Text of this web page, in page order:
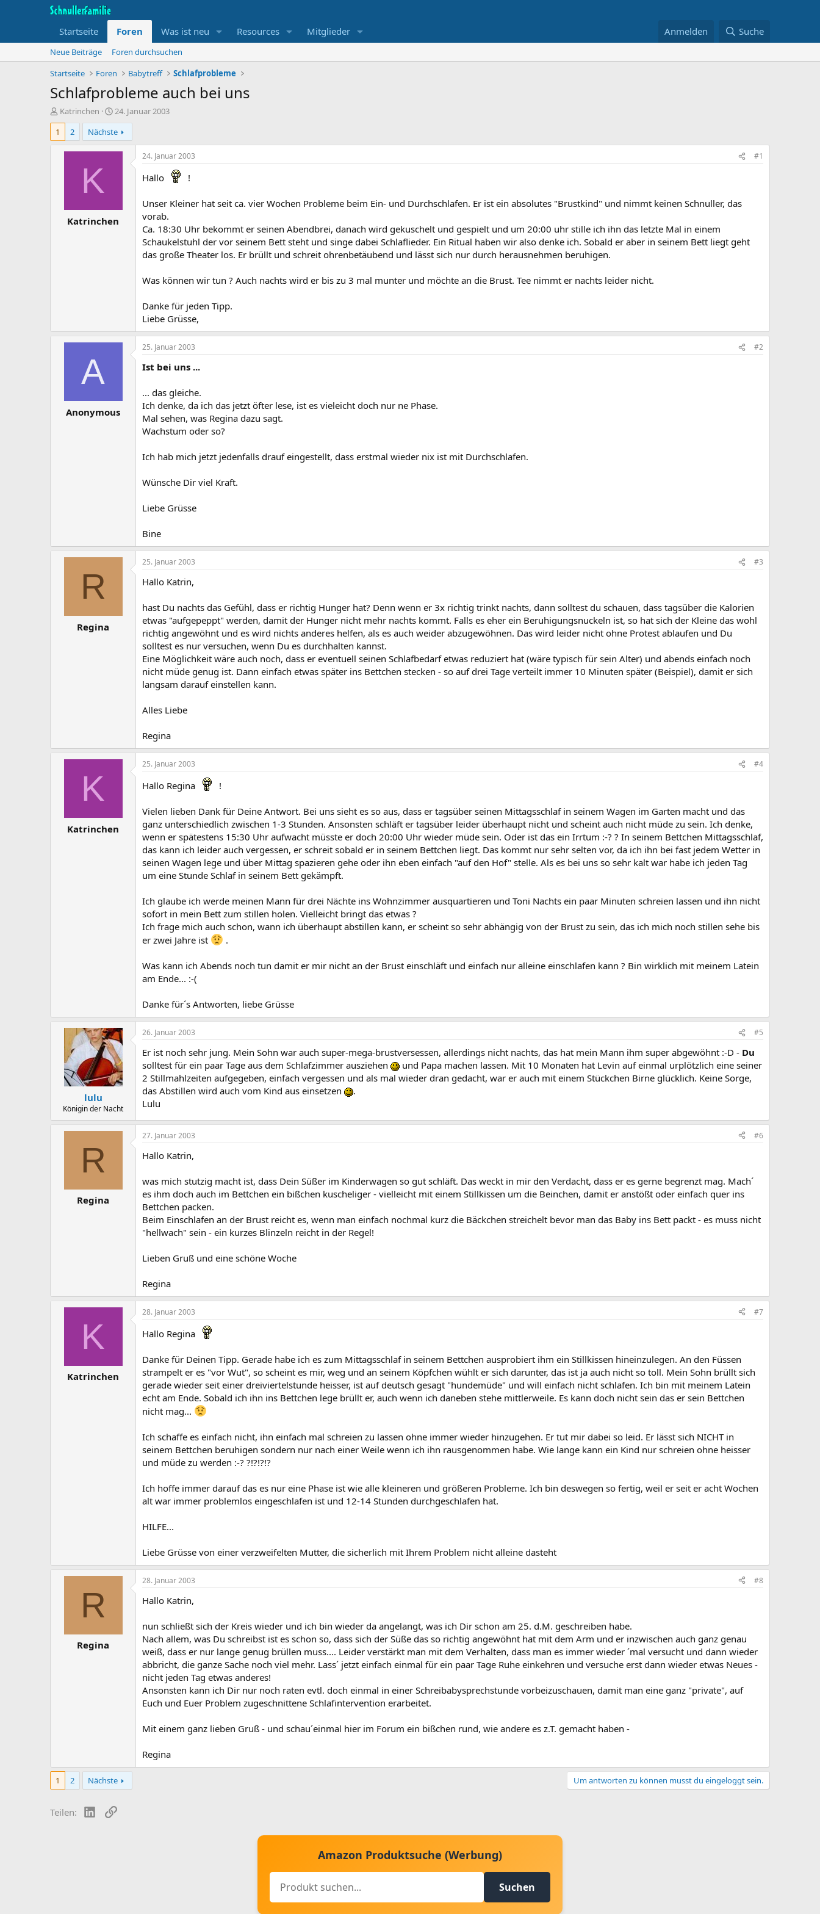
Startseite Foren Was ist neu Resources Mitglieder Anmelden Suche
Neue Beiträge
Foren durchsuchen
Startseite
Foren Babytreff Schlafprobleme
Schlafprobleme auch bei uns
T
h
m
Katrinchen
B
e
g
i
n
u
m
24. Januar 2003
1
2 Nächste
K
Katrinchen
24. Januar 2003 #1
Hallo !
Unser Kleiner hat seit ca. vier Wochen Probleme beim Ein- und Durchschlafen. Er ist ein absolutes "Brustkind" und nimmt keinen Schnuller, das
vorab.
Ca. 18:30 Uhr bekommt er seinen Abendbrei, danach wird gekuschelt und gespielt und um 20:00 uhr stille ich ihn das letzte Mal in einem
Schaukelstuhl der vor seinem Bett steht und singe dabei Schlaflieder. Ein Ritual haben wir also denke ich. Sobald er aber in seinem Bett liegt geht
das große Theater los. Er brüllt und schreit ohrenbetäubend und lässt sich nur durch herausnehmen beruhigen.
Was können wir tun ? Auch nachts wird er bis zu 3 mal munter und möchte an die Brust. Tee nimmt er nachts leider nicht.
Danke für jeden Tipp.
Liebe Grüsse,
A
Anonymous
25. Januar 2003 #2
Ist bei uns ...
... das gleiche.
Ich denke, da ich das jetzt öfter lese, ist es vieleicht doch nur ne Phase.
Mal sehen, was Regina dazu sagt.
Wachstum oder so?
Ich hab mich jetzt jedenfalls drauf eingestellt, dass erstmal wieder nix ist mit Durchschlafen.
Wünsche Dir viel Kraft.
Liebe Grüsse
Bine
R
Regina
25. Januar 2003 #3
Hallo Katrin,
hast Du nachts das Gefühl, dass er richtig Hunger hat? Denn wenn er 3x richtig trinkt nachts, dann solltest du schauen, dass tagsüber die Kalorien
etwas "aufgepeppt" werden, damit der Hunger nicht mehr nachts kommt. Falls es eher ein Beruhigungsnuckeln ist, so hat sich der Kleine das wohl
richtig angewöhnt und es wird nichts anderes helfen, als es auch weider abzugewöhnen. Das wird leider nicht ohne Protest ablaufen und Du
solltest es nur versuchen, wenn Du es durchhalten kannst.
Eine Möglichkeit wäre auch noch, dass er eventuell seinen Schlafbedarf etwas reduziert hat (wäre typisch für sein Alter) und abends einfach noch
nicht müde genug ist. Dann einfach etwas später ins Bettchen stecken - so auf drei Tage verteilt immer 10 Minuten später (Beispiel), damit er sich
langsam darauf einstellen kann.
Alles Liebe
Regina
K
Katrinchen
25. Januar 2003 #4
Hallo Regina !
Vielen lieben Dank für Deine Antwort. Bei uns sieht es so aus, dass er tagsüber seinen Mittagsschlaf in seinem Wagen im Garten macht und das
ganz unterschiedlich zwischen 1-3 Stunden. Ansonsten schläft er tagsüber leider überhaupt nicht und scheint auch nicht müde zu sein. Ich denke,
wenn er spätestens 15:30 Uhr aufwacht müsste er doch 20:00 Uhr wieder müde sein. Oder ist das ein Irrtum :-? ? In seinem Bettchen Mittagsschlaf,
das kann ich leider auch vergessen, er schreit sobald er in seinem Bettchen liegt. Das kommt nur sehr selten vor, da ich ihn bei fast jedem Wetter in
seinen Wagen lege und über Mittag spazieren gehe oder ihn eben einfach "auf den Hof" stelle. Als es bei uns so sehr kalt war habe ich jeden Tag
um eine Stunde Schlaf in seinem Bett gekämpft.
Ich glaube ich werde meinen Mann für drei Nächte ins Wohnzimmer ausquartieren und Toni Nachts ein paar Minuten schreien lassen und ihn nicht
sofort in mein Bett zum stillen holen. Vielleicht bringt das etwas ?
Ich frage mich auch schon, wann ich überhaupt abstillen kann, er scheint so sehr abhängig von der Brust zu sein, das ich mich noch stillen sehe bis
er zwei Jahre ist
.
Was kann ich Abends noch tun damit er mir nicht an der Brust einschläft und einfach nur alleine einschlafen kann ? Bin wirklich mit meinem Latein
am Ende... :-(
Danke für´s Antworten, liebe Grüsse
lulu
Königin der Nacht
26. Januar 2003 #5
Er ist noch sehr jung. Mein Sohn war auch super-mega-brustversessen, allerdings nicht nachts, das hat mein Mann ihm super abgewöhnt :-D - Du
solltest für ein paar Tage aus dem Schlafzimmer ausziehen
und Papa machen lassen. Mit 10 Monaten hat Levin auf einmal urplötzlich eine seiner
2 Stillmahlzeiten aufgegeben, einfach vergessen und als mal wieder dran gedacht, war er auch mit einem Stückchen Birne glücklich. Keine Sorge,
das Abstillen wird auch vom Kind aus einsetzen
.
Lulu
R
Regina
27. Januar 2003 #6
Hallo Katrin,
was mich stutzig macht ist, dass Dein Süßer im Kinderwagen so gut schläft. Das weckt in mir den Verdacht, dass er es gerne begrenzt mag. Mach´
es ihm doch auch im Bettchen ein bißchen kuscheliger - vielleicht mit einem Stillkissen um die Beinchen, damit er anstößt oder einfach quer ins
Bettchen packen.
Beim Einschlafen an der Brust reicht es, wenn man einfach nochmal kurz die Bäckchen streichelt bevor man das Baby ins Bett packt - es muss nicht
"hellwach" sein - ein kurzes Blinzeln reicht in der Regel!
Lieben Gruß und eine schöne Woche
Regina
K
Katrinchen
28. Januar 2003 #7
Hallo Regina
Danke für Deinen Tipp. Gerade habe ich es zum Mittagsschlaf in seinem Bettchen ausprobiert ihm ein Stillkissen hineinzulegen. An den Füssen
strampelt er es "vor Wut", so scheint es mir, weg und an seinem Köpfchen wühlt er sich darunter, das ist ja auch nicht so toll. Mein Sohn brüllt sich
gerade wieder seit einer dreiviertelstunde heisser, ist auf deutsch gesagt "hundemüde" und will einfach nicht schlafen. Ich bin mit meinem Latein
echt am Ende. Sobald ich ihn ins Bettchen lege brüllt er, auch wenn ich daneben stehe mittlerweile. Es kann doch nicht sein das er sein Bettchen
nicht mag...
Ich schaffe es einfach nicht, ihn einfach mal schreien zu lassen ohne immer wieder hinzugehen. Er tut mir dabei so leid. Er lässt sich NICHT in
seinem Bettchen beruhigen sondern nur nach einer Weile wenn ich ihn rausgenommen habe. Wie lange kann ein Kind nur schreien ohne heisser
und müde zu werden :-? ?!?!?!?
Ich hoffe immer darauf das es nur eine Phase ist wie alle kleineren und größeren Probleme. Ich bin deswegen so fertig, weil er seit er acht Wochen
alt war immer problemlos eingeschlafen ist und 12-14 Stunden durchgeschlafen hat.
HILFE...
Liebe Grüsse von einer verzweifelten Mutter, die sicherlich mit Ihrem Problem nicht alleine dasteht
R
Regina
28. Januar 2003 #8
Hallo Katrin,
nun schließt sich der Kreis wieder und ich bin wieder da angelangt, was ich Dir schon am 25. d.M. geschreiben habe.
Nach allem, was Du schreibst ist es schon so, dass sich der Süße das so richtig angewöhnt hat mit dem Arm und er inzwischen auch ganz genau
weiß, dass er nur lange genug brüllen muss.... Leider verstärkt man mit dem Verhalten, dass man es immer wieder ´mal versucht und dann wieder
abbricht, die ganze Sache noch viel mehr. Lass´ jetzt einfach einmal für ein paar Tage Ruhe einkehren und versuche erst dann wieder etwas Neues -
nicht jeden Tag etwas anderes!
Ansonsten kann ich Dir nur noch raten evtl. doch einmal in einer Schreibabysprechstunde vorbeizuschauen, damit man eine ganz "private", auf
Euch und Euer Problem zugeschnittene Schlafintervention erarbeitet.
Mit einem ganz lieben Gruß - und schau´einmal hier im Forum ein bißchen rund, wie andere es z.T. gemacht haben -
Regina
1 2 Nächste Um antworten zu können musst du eingeloggt sein.
Teilen: LinkedIn
Link
Amazon Produktsuche (Werbung)
Suchen